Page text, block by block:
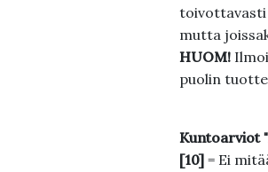
toivottavasti
mutta
HUOM!
puolin
Kuntoarviot
[10]= Ei